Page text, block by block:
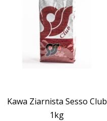
Kawa Ziarnista Sesso Club
1kg